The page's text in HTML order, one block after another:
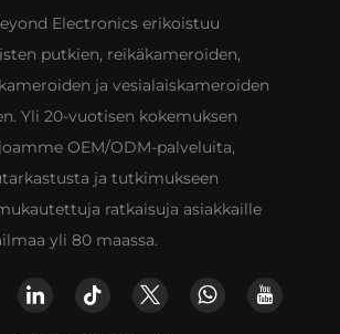
Electronics erikoistuu
putkien, reikäkameroiden,
ja vesialaiskameroiden
Yli 20-vuotisen kokemuksen
OEM/ODM-palveluita,
ja tutkimukseen
ratkaisuja asiakkaille
yli 80 maassa.